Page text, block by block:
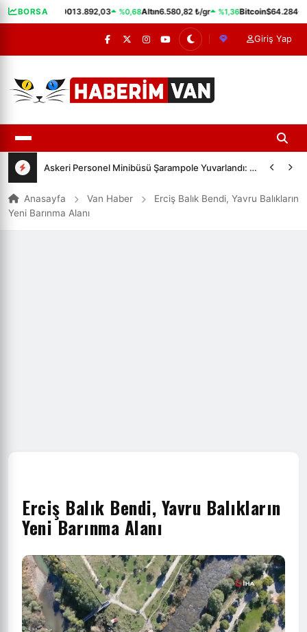
BORSABIST 10013.892,03 %0,68Altın6.580,82 ₺/gr %1,36Bitcoin$64.284
Giriş Yap
Askeri Personel Minibüsü Şarampole Yuvarlandı: 3 Yaralı
Anasayfa Van Haber
Erciş Balık Bendi, Yavru Balıkların
Yeni Barınma Alanı
Erciş Balık Bendi, Yavru Balıkların
Yeni Barınma Alanı